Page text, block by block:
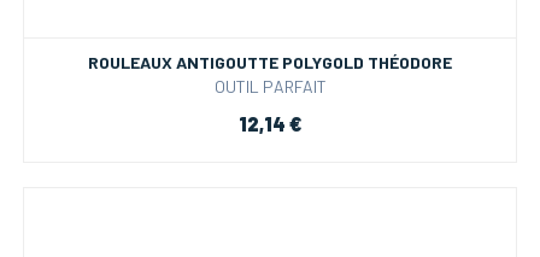
ROULEAUX ANTIGOUTTE POLYGOLD THÉODORE
OUTIL PARFAIT
12,14 €